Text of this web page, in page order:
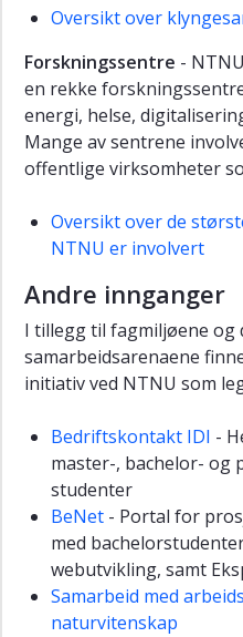
Oversikt over
Forskningssentre -
en rekke
energi, helse,
Mange av sentrene
offentlige virksomheter
Oversikt over de
NTNU er involvert
Andre innganger
I tillegg til fagmiljøene og
samarbeidsarenaene
initiativ ved NTNU som
Bedriftskontakt IDI -
master-, bachelor- og
studenter
BeNet - Portal for
med
webutvikling, samt
Samarbeid med
naturvitenskap